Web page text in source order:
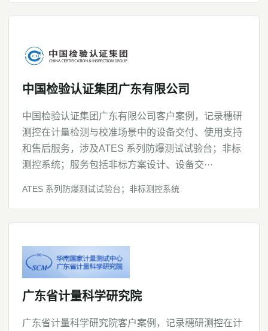
中国检验认证集团广东有限公司
中国检验认证集团广东有限公司客户案例，记录穗研
测控在计量检测与校准场景中的设备交付、使用支持
和售后服务，涉及ATES 系列防爆测试试验台；非标
测控系统；服务包括非标方案设计、设备交···
ATES 系列防爆测试试验台；非标测控系统
广东省计量科学研究院
广东省计量科学研究院客户案例，记录穗研测控在计